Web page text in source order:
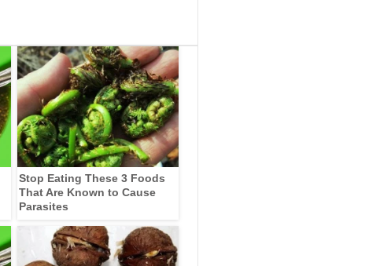
Stop Eating These 3 Foods
That Are Known to Cause
Parasites